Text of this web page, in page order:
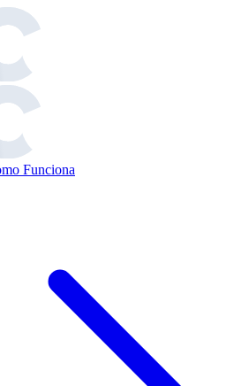
Funciona